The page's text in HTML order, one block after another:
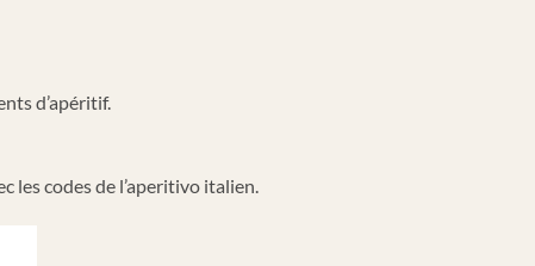
d’apéritif.
les codes de l’aperitivo italien.